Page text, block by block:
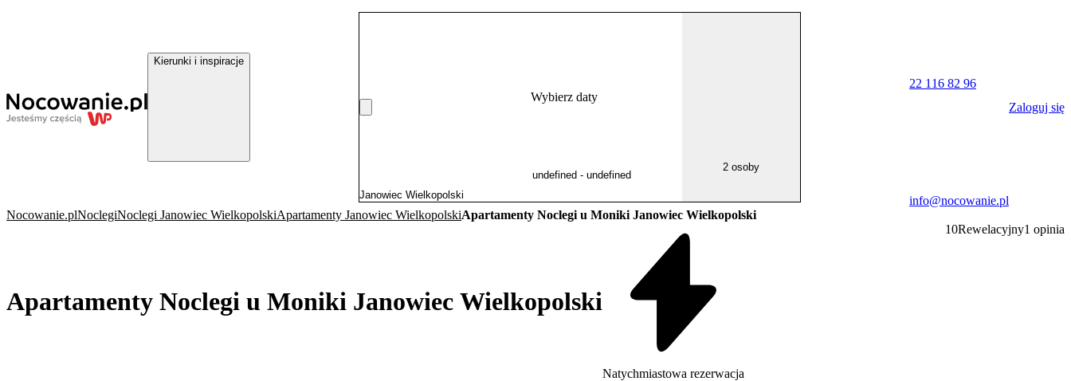
Kierunki i inspiracje
Wybierz daty
2 osoby
22 116 82 96
info@nocowanie.pl
Zaloguj się
Nocowanie.plNoclegiNoclegi Janowiec WielkopolskiApartamenty Janowiec WielkopolskiApartamenty Noclegi u Moniki Janowiec Wielkopolski
Apartamenty Noclegi u Moniki Janowiec Wielkopolski
Natychmiastowa rezerwacja
10Rewelacyjny1 opinia